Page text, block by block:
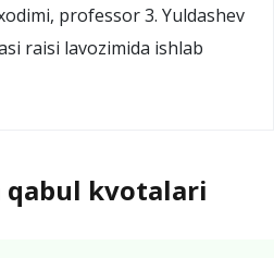
professor 3. Yuldashev
raisi lavozimida ishlab
kvotalari